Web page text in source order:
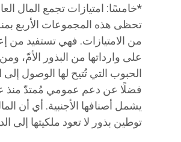
*​خامسًا: امتيازات تجمع المال
تحظى هذه المجموعات الأربع
من الامتيازات. فهي تستفيد من
على وارداتها من البذور الأمّ،
الحبوب التي تُتيح لها الوصول إلى
يشمل أصنافها الأجنبية. أي أن
توطين بذور لا تعود ملكيتها إلى